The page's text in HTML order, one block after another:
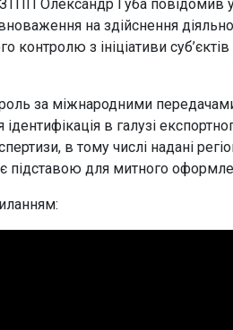
ЗТПП Олександр Губа повідомив
на здійснення
контролю з ініціативи
за міжнародними
в галузі
в тому числі надані
підставою для митного